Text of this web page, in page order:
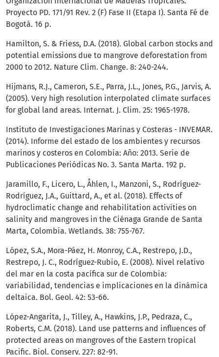
Proyecto PD. 171/91 Rev. 2 (F) Fase II (Etapa I). Santa Fé de
Bogotá. 16 p.
Hamilton, S. & Friess, D.A. (2018). Global carbon stocks and
potential emissions due to mangrove deforestation from
2000 to 2012. Nature Clim. Change. 8: 240-244.
Hijmans, R.J., Cameron, S.E., Parra, J.L., Jones, P.G., Jarvis, A.
(2005). Very high resolution interpolated climate surfaces
for global land areas. Internat. J. Clim. 25: 1965-1978.
Instituto de Investigaciones Marinas y Costeras - INVEMAR.
(2014). Informe del estado de los ambientes y recursos
marinos y costeros en Colombia: Año: 2013. Serie de
Publicaciones Periódicas No. 3. Santa Marta. 192 p.
Jaramillo, F., Licero, L., Åhlen, I., Manzoni, S., Rodríguez-
Rodríguez, J.A., Guittard, A., et al. (2018). Effects of
hydroclimatic change and rehabilitation activities on
salinity and mangroves in the Ciénaga Grande de Santa
Marta, Colombia. Wetlands. 38: 755-767.
López, S.A., Mora-Páez, H. Monroy, C.A., Restrepo, J.D.,
Restrepo, J. C., Rodríguez-Rubio, E. (2008). Nivel relativo
del mar en la costa pacífica sur de Colombia:
variabilidad, tendencias e implicaciones en la dinámica
deltaica. Bol. Geol. 42: 53-66.
López-Angarita, J., Tilley, A., Hawkins, J.P., Pedraza, C.,
Roberts, C.M. (2018). Land use patterns and influences of
protected areas on mangroves of the Eastern tropical
Pacific. Biol. Conserv. 227: 82-91.